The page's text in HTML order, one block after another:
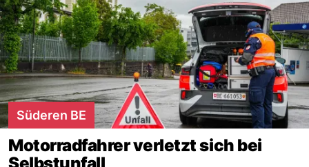
Süderen BE
Motorradfahrer verletzt sich bei